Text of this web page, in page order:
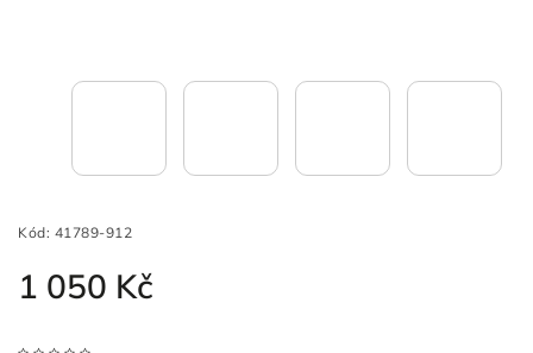
Kód: 41789-912
1 050 Kč